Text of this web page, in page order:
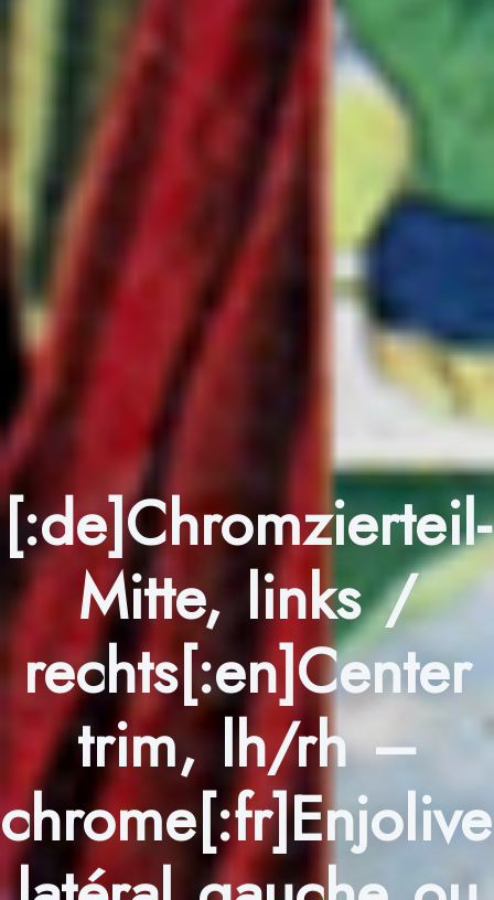
[:de]Chromzierteil-
Mitte, links /
rechts[:en]Center
trim, lh/rh –